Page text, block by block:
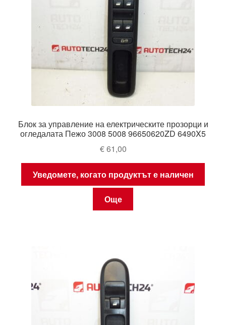
Блок за управление на електрическите прозорци и
огледалата Пежо 3008 5008 96650620ZD 6490X5
€61,00
Уведомете, когато продуктът е наличен
Още